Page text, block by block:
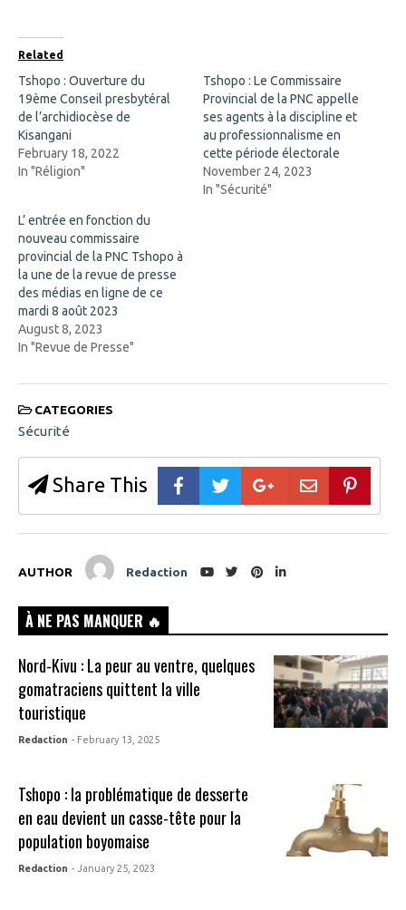
b
o
o
k
(
O
p
e
n
s
i
n
w
n
d
o
w
)
i
n
n
e
w
i
n
Related
Tshopo : Ouverture du
19ème Conseil presbytéral
de l’archidiocèse de
Kisangani
February 18, 2022
In "Réligion"
Tshopo : Le Commissaire
Provincial de la PNC appelle
ses agents à la discipline et
au professionnalisme en
cette période électorale
November 24, 2023
In "Sécurité"
L’ entrée en fonction du
nouveau commissaire
provincial de la PNC Tshopo à
la une de la revue de presse
des médias en ligne de ce
mardi 8 août 2023
August 8, 2023
In "Revue de Presse"
CATEGORIES
Sécurité
Share This
AUTHOR Redaction
À NE PAS MANQUER 🔥
Nord-Kivu : La peur au ventre, quelques
gomatraciens quittent la ville
touristique
Redaction - February 13, 2025
Tshopo : la problématique de desserte
en eau devient un casse-tête pour la
population boyomaise
Redaction - January 25, 2023